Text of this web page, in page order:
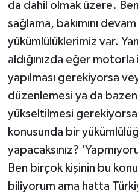
da dahil olmak üzere.
sağlama, bakımını
yükümlülüklerimiz var.
aldığınızda eğer motorla
yapılması gerekiyorsa
düzenlemesi ya da
yükseltilmesi
konusunda bir
yapacaksınız?
Ben birçok kişinin bu
biliyorum ama hatta